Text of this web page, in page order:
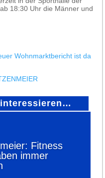
18:30 Uhr die Männer und
Fitness
immer